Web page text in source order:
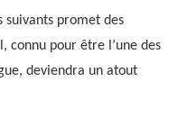
suivants promet des
connu pour être l’une des
deviendra un atout